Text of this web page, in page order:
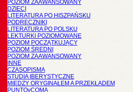
POZIOM ZAAWANSOWANY
DZIECI
LITERATURA PO HISZPAŃSKU
PODRĘCZNIKI
LITERATURA PO POLSKU
LEKTURKI POZIOMOWANE
POZIOM POCZĄTKUJĄCY
POZIOM ŚREDNI
POZIOM ZAAWANSOWANY
INNE
CZASOPISMA
STUDIA IBERYSTYCZNE
MIĘDZY ORYGINAŁEM A PRZEKŁADEM
PUNTOyCOMA